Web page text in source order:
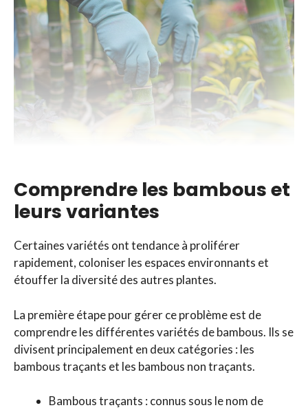
Comprendre les bambous et
leurs variantes
Certaines variétés ont tendance à proliférer
rapidement, coloniser les espaces environnants et
étouffer la diversité des autres plantes.
La première étape pour gérer ce problème est de
comprendre les différentes variétés de bambous. Ils se
divisent principalement en deux catégories : les
bambous traçants et les bambous non traçants.
Bambous traçants : connus sous le nom de